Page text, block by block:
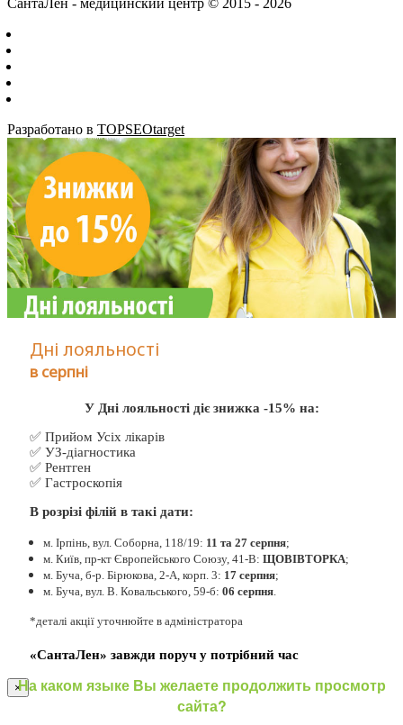
СантаЛен - медицинский центр © 2015 - 2026
Разработано в TOPSEOtarget
Дні лояльності
в серпні
У Дні лояльності діє знижка -15% на:
✅ Прийом Усіх лікарів
✅ УЗ-діагностика
✅ Рентген
✅ Гастроскопія
В розрізі філій в такі дати:
м. Ірпінь, вул. Соборна, 118/19: 11 та 27 серпня;
м. Київ, пр-кт Європейського Союзу, 41-В: ЩОВІВТОРКА;
м. Буча, б-р. Бірюкова, 2-А, корп. 3: 17 серпня;
м. Буча, вул. В. Ковальського, 59-б: 06 серпня.
*деталі акції уточнюйте в адміністратора
«СантаЛен» завжди поруч у потрібний час
×На каком языке Вы желаете продолжить просмотр
сайта?